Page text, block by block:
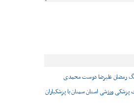
رمضان علیرضا دوست محمدی
ورزشی استان سمنان با پزشکیاران